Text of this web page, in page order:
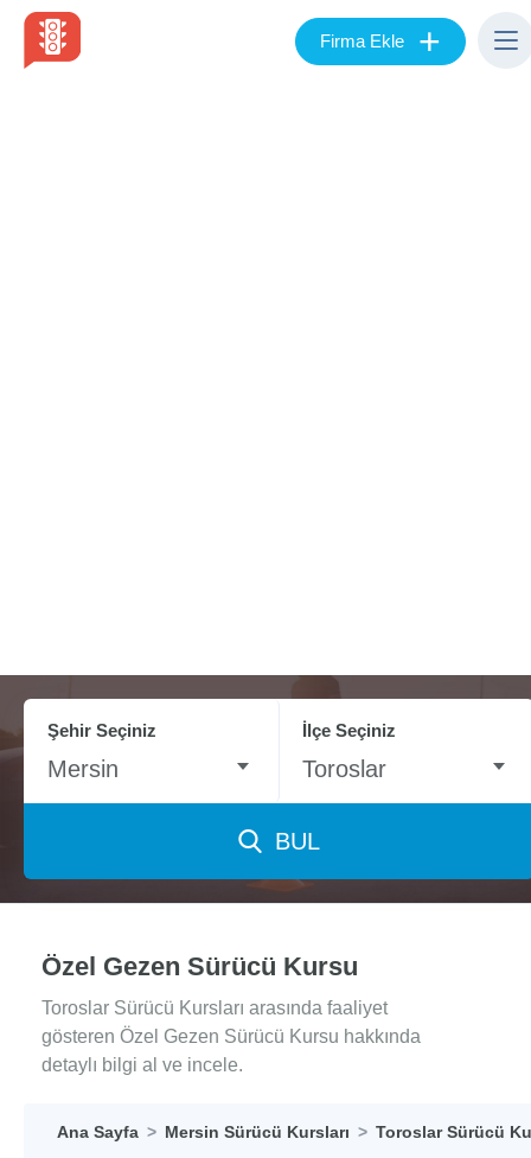
Firma Ekle +
Şehir Seçiniz
Mersin
İlçe Seçiniz
Toroslar
BUL
Özel Gezen Sürücü Kursu
Toroslar Sürücü Kursları arasında faaliyet
gösteren Özel Gezen Sürücü Kursu hakkında
detaylı bilgi al ve incele.
Ana Sayfa Mersin Sürücü Kursları Toroslar Sürücü